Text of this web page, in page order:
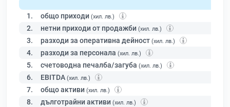
1. общо приходи (хил. лв.)
2. нетни приходи от продажби (хил. лв.)
3. разходи за оперативна дейност (хил. лв.)
4. разходи за персонала (хил. лв.)
5. счетоводна печалба/загуба (хил. лв.)
6. EBITDA (хил. лв.)
7. общо активи (хил. лв.)
8. дълготрайни активи (хил. лв.)